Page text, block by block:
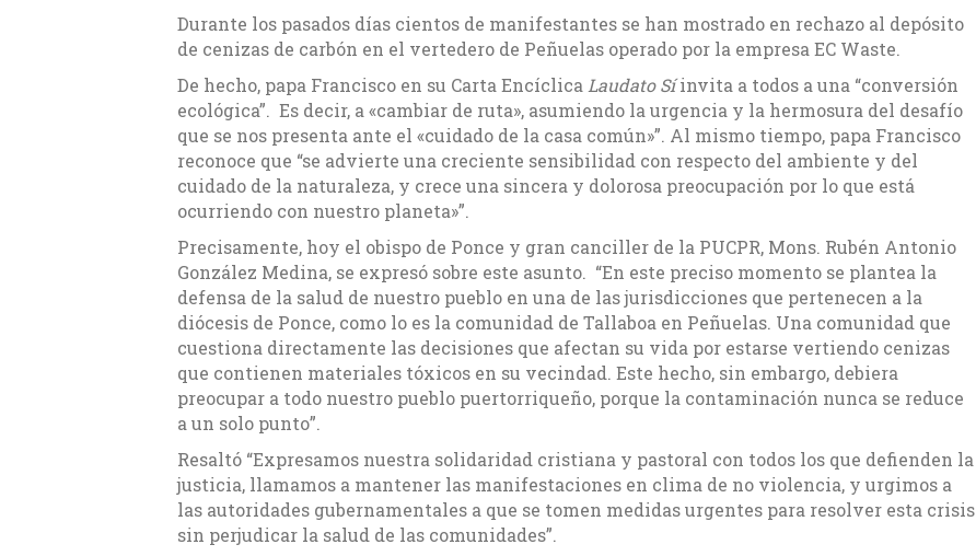
Durante los pasados días cientos de manifestantes se han mostrado en rechazo al depósito
de cenizas de carbón en el vertedero de Peñuelas operado por la empresa EC Waste.
De hecho, papa Francisco en su Carta Encíclica Laudato Síinvita a todos a una “conversión
ecológica”. Es decir, a «cambiar de ruta», asumiendo la urgencia y la hermosura del desafío
que se nos presenta ante el «cuidado de la casa común»”. Al mismo tiempo, papa Francisco
reconoce que “se advierte una creciente sensibilidad con respecto del ambiente y del
cuidado de la naturaleza, y crece una sincera y dolorosa preocupación por lo que está
ocurriendo con nuestro planeta»”.
Precisamente, hoy el obispo de Ponce y gran canciller de la PUCPR, Mons. Rubén Antonio
González Medina, se expresó sobre este asunto. “En este preciso momento se plantea la
defensa de la salud de nuestro pueblo en una de las jurisdicciones que pertenecen a la
diócesis de Ponce, como lo es la comunidad de Tallaboa en Peñuelas. Una comunidad que
cuestiona directamente las decisiones que afectan su vida por estarse vertiendo cenizas
que contienen materiales tóxicos en su vecindad. Este hecho, sin embargo, debiera
preocupar a todo nuestro pueblo puertorriqueño, porque la contaminación nunca se reduce
a un solo punto”.
Resaltó “Expresamos nuestra solidaridad cristiana y pastoral con todos los que defienden la
justicia, llamamos a mantener las manifestaciones en clima de no violencia, y urgimos a
las autoridades gubernamentales a que se tomen medidas urgentes para resolver esta crisis
sin perjudicar la salud de las comunidades”.